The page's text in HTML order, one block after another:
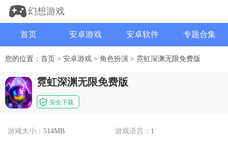
幻想游戏
首页 安卓游戏 安卓软件 专题合集
您的位置： 首页 > 安卓游戏 > 角色扮演 > 霓虹深渊无限免费版
霓虹深渊无限免费版
安全下载
游戏大小： 514MB 游戏语言： 1